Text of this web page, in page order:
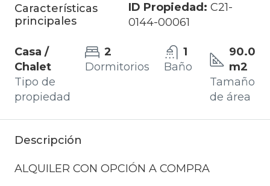
Características
principales
ID Propiedad: C21-
0144-00061
Casa /
Chalet
Tipo de
propiedad
2
Dormitorios
1
Baño
90.0
m2
Tamaño
de área
Descripción
ALQUILER CON OPCIÓN A COMPRA